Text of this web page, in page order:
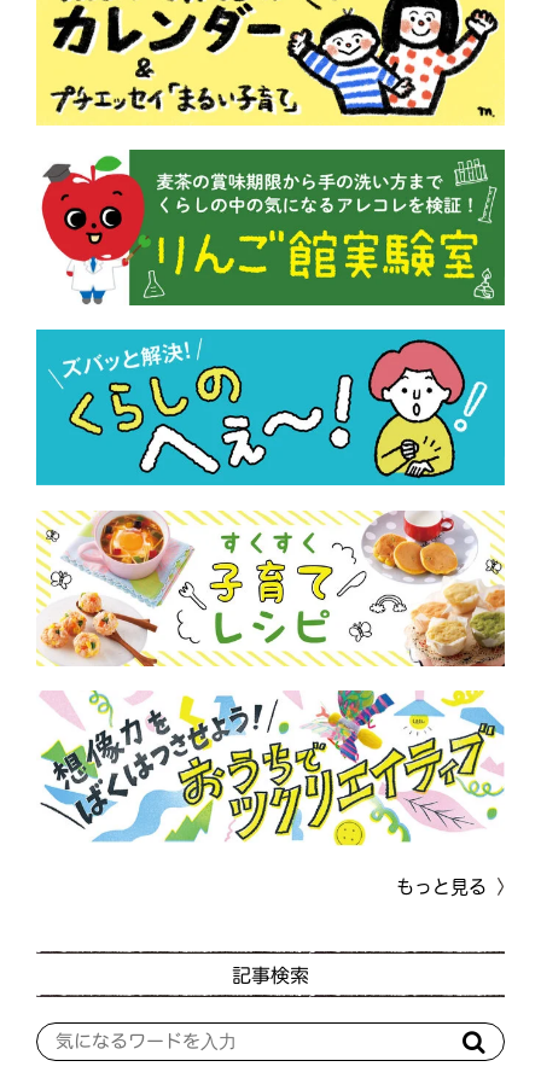
もっと見る
記事検索